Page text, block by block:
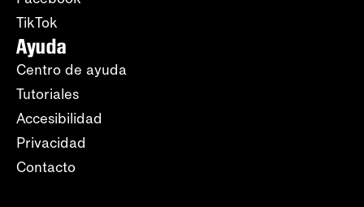
TikTok
Ayuda
Centro de ayuda
Tutoriales
Accesibilidad
Privacidad
Contacto